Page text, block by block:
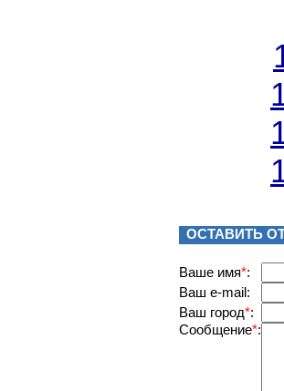
ОСТАВИТЬ
Вашe имя*:
Ваш e-mail:
Ваш город*:
Сообщение*: